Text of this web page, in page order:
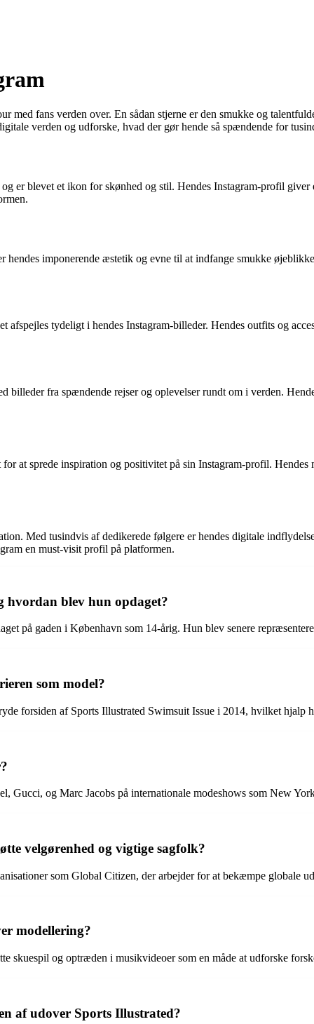
med fans verden over. En sådan stjerne er den smukke og
verden og udforske, hvad der gør hende så spændende for
er blevet et ikon for skønhed og stil. Hendes Instagram-profil
imponerende æstetik og evne til at indfange smukke
tydeligt i hendes Instagram-billeder. Hendes outfits og
billeder fra spændende rejser og oplevelser rundt om i verden.
at sprede inspiration og positivitet på sin Instagram-profil.
Med tusindvis af dedikerede følgere er hendes digitale
en must-visit profil på platformen.
hvordan blev hun opdaget?
på gaden i København som 14-årig. Hun blev senere
som model?
forsiden af Sports Illustrated Swimsuit Issue i 2014, hvilket hjalp
Gucci, og Marc Jacobs på internationale modeshows som New
velgørenhed og vigtige sagfolk?
som Global Citizen, der arbejder for at bekæmpe globale
modellering?
skuespil og optræden i musikvideoer som en måde at udforske
af udover Sports Illustrated?